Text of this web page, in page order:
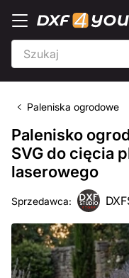
Paleniska ogrodowe
Palenisko
SVG do cięcia
laserowego
Sprzedawca: